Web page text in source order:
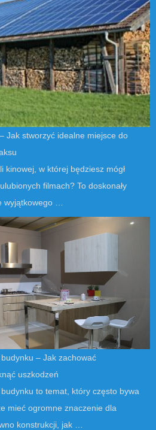
Jak stworzyć idealne miejsce do
kinowej, w której będziesz mógł
filmach? To doskonały
wyjątkowego …
– Jak zachować
uszkodzeń
to temat, który często bywa
mieć ogromne znaczenie dla
konstrukcji, jak …